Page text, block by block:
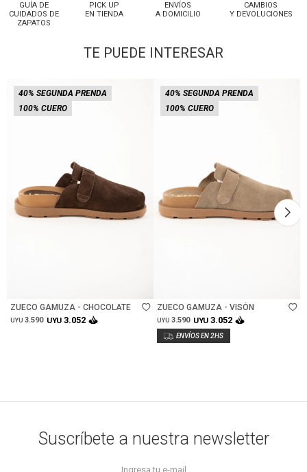
GUÍA DE
CUIDADOS DE
ZAPATOS
PICK UP
EN TIENDA
ENVÍOS
A DOMICILIO
CAMBIOS
Y DEVOLUCIONES
TE PUEDE INTERESAR
100% CUERO
40% SEGUNDA PRENDA
ZUECO GAMUZA - CHOCOLATE
UYU 3.590 UYU 3.052
100% CUERO
40% SEGUNDA PRENDA
ZUECO GAMUZA - VISÓN
UYU 3.590 UYU 3.052
Suscríbete a nuestra newsletter